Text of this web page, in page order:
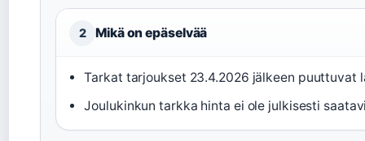
2 Mikä on epäselvää
Tarkat tarjoukset 23.4.2026 jälkeen puuttuvat
Joulukinkun tarkka hinta ei ole julkisesti